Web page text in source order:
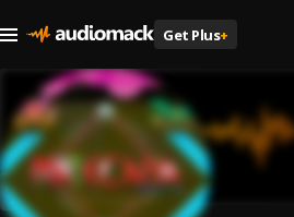
Get Plus+